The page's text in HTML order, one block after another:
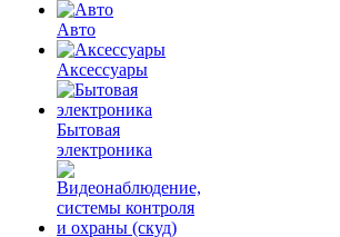
Авто
Аксессуары
Бытовая
электроника